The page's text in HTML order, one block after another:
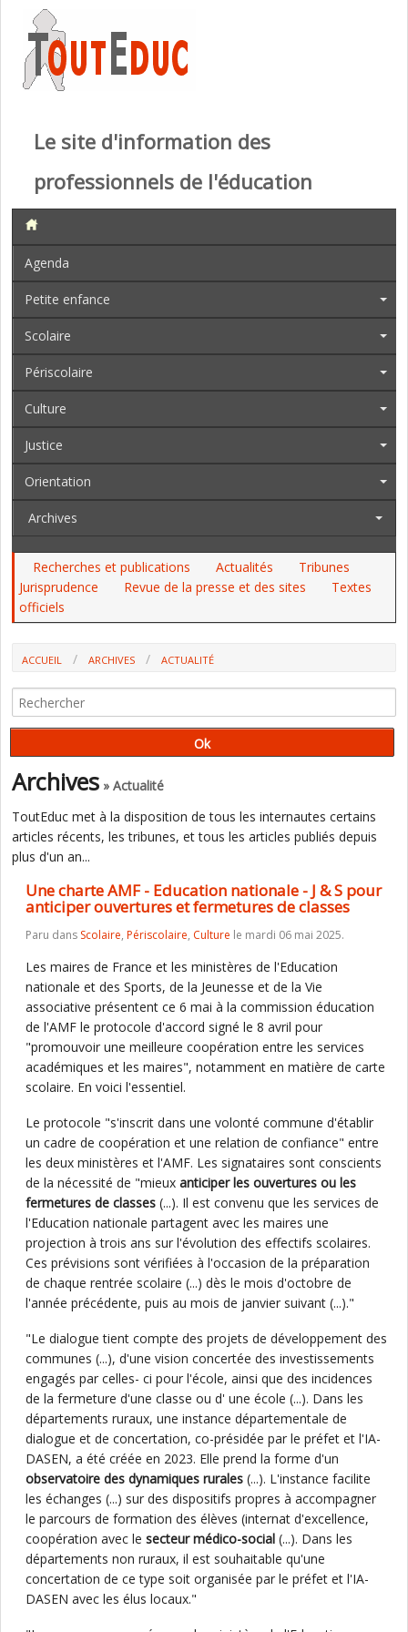
Le site d'information des
professionnels de l'éducation
Agenda
Petite enfance
Scolaire
Périscolaire
Culture
Justice
Orientation
Archives
Recherches et publications Actualités
Tribunes
Jurisprudence
Revue de la presse et des sites
Textes
officiels
ACCUEIL ARCHIVES
ACTUALITÉ
OUVERTURES ET FERMETURES DE CLASSES
Archives » Actualité
ToutEduc met à la disposition de tous les internautes certains
articles récents, les tribunes, et tous les articles publiés depuis
plus d'un an...
Une charte AMF - Education nationale - J & S pour
anticiper ouvertures et fermetures de classes
Paru dans Scolaire, Périscolaire, Culture le mardi 06 mai 2025.
Les maires de France et les ministères de l'Education
nationale et des Sports, de la Jeunesse et de la Vie
associative présentent ce 6 mai à la commission éducation
de l'AMF le protocole d'accord signé le 8 avril pour
"promouvoir une meilleure coopération entre les services
académiques et les maires", notamment en matière de carte
scolaire. En voici l'essentiel.
Le protocole "s'inscrit dans une volonté commune d'établir
un cadre de coopération et une relation de confiance" entre
les deux ministères et l'AMF. Les signataires sont conscients
de la nécessité de "mieux anticiper les ouvertures ou les
fermetures de classes (...). Il est convenu que les services de
l'Education nationale partagent avec les maires une
projection à trois ans sur l'évolution des effectifs scolaires.
Ces prévisions sont vérifiées à l'occasion de la préparation
de chaque rentrée scolaire (...) dès le mois d'octobre de
l'année précédente, puis au mois de janvier suivant (...)."
"Le dialogue tient compte des projets de développement des
communes (...), d'une vision concertée des investissements
engagés par celles- ci pour l'école, ainsi que des incidences
de la fermeture d'une classe ou d' une école (...). Dans les
départements ruraux, une instance départementale de
dialogue et de concertation, co-présidée par le préfet et l'IA-
DASEN, a été créée en 2023. Elle prend la forme d'un
observatoire des dynamiques rurales (...). L'instance facilite
les échanges (...) sur des dispositifs propres à accompagner
le parcours de formation des élèves (internat d'excellence,
coopération avec le secteur médico-social (...). Dans les
départements non ruraux, il est souhaitable qu'une
concertation de ce type soit organisée par le préfet et l'IA-
DASEN avec les élus locaux."